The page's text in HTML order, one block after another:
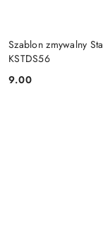
Szablon zmywalny
KSTDS56
Cena:
9.00